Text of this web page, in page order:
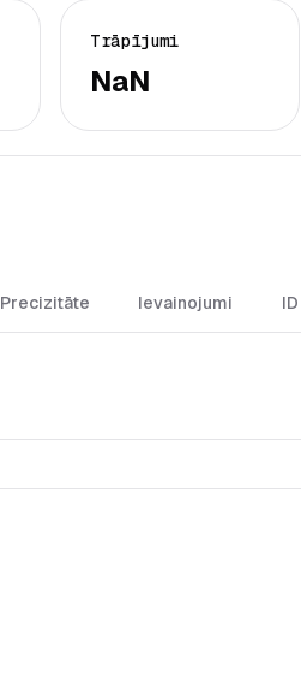
Trāpījumi
NaN
Precizitāte Ievainojumi ID